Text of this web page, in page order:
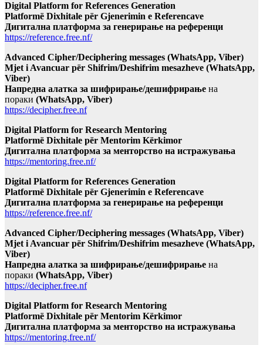
Digital Platform for References Generation
Platformë Dixhitale për Gjenerimin e Referencave
Дигитална платформа за генерирање на референци
https://reference.free.nf/
Advanced Cipher/Deciphering messages (WhatsApp, Viber)
Mjet i Avancuar për Shifrim/Deshifrim mesazheve (WhatsApp,
Viber)
Напредна алатка за шифрирање/дешифрирање на
пораки (WhatsApp, Viber)
https://decipher.free.nf
Digital Platform for Research Mentoring
Platformë Dixhitale për Mentorim Kërkimor
Дигитална платформа за менторство на истражувања
https://mentoring.free.nf/
Digital Platform for References Generation
Platformë Dixhitale për Gjenerimin e Referencave
Дигитална платформа за генерирање на референци
https://reference.free.nf/
Advanced Cipher/Deciphering messages (WhatsApp, Viber)
Mjet i Avancuar për Shifrim/Deshifrim mesazheve (WhatsApp,
Viber)
Напредна алатка за шифрирање/дешифрирање на
пораки (WhatsApp, Viber)
https://decipher.free.nf
Digital Platform for Research Mentoring
Platformë Dixhitale për Mentorim Kërkimor
Дигитална платформа за менторство на истражувања
https://mentoring.free.nf/